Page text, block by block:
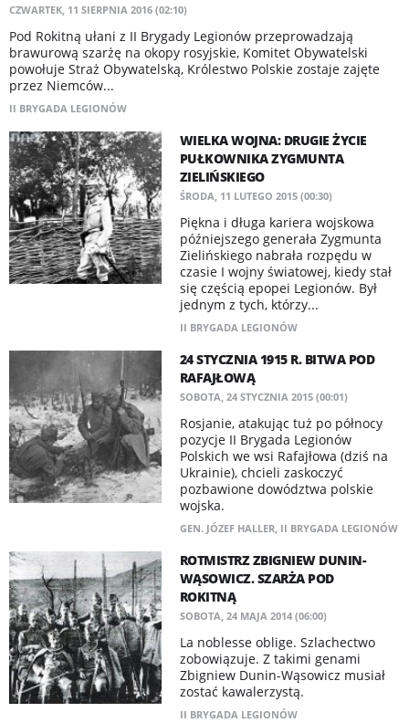
CZWARTEK, 11 SIERPNIA 2016 (02:10)
Pod Rokitną ułani z II Brygady Legionów przeprowadzają
brawurową szarżę na okopy rosyjskie, Komitet Obywatelski
powołuje Straż Obywatelską, Królestwo Polskie zostaje zajęte
przez Niemców...
II BRYGADA LEGIONÓW
WIELKA WOJNA: DRUGIE ŻYCIE
PUŁKOWNIKA ZYGMUNTA
ZIELIŃSKIEGO
ŚRODA, 11 LUTEGO 2015 (00:30)
Piękna i długa kariera wojskowa
późniejszego generała Zygmunta
Zielińskiego nabrała rozpędu w
czasie I wojny światowej, kiedy stał
się częścią epopei Legionów. Był
jednym z tych, którzy...
II BRYGADA LEGIONÓW
24 STYCZNIA 1915 R. BITWA POD
RAFAJŁOWĄ
SOBOTA, 24 STYCZNIA 2015 (00:01)
Rosjanie, atakując tuż po północy
pozycje II Brygada Legionów
Polskich we wsi Rafajłowa (dziś na
Ukrainie), chcieli zaskoczyć
pozbawione dowództwa polskie
wojska.
GEN. JÓZEF HALLER, II BRYGADA LEGIONÓW
ROTMISTRZ ZBIGNIEW DUNIN-
WĄSOWICZ. SZARŻA POD
ROKITNĄ
SOBOTA, 24 MAJA 2014 (06:00)
La noblesse oblige. Szlachectwo
zobowiązuje. Z takimi genami
Zbigniew Dunin-Wąsowicz musiał
zostać kawalerzystą.
II BRYGADA LEGIONÓW